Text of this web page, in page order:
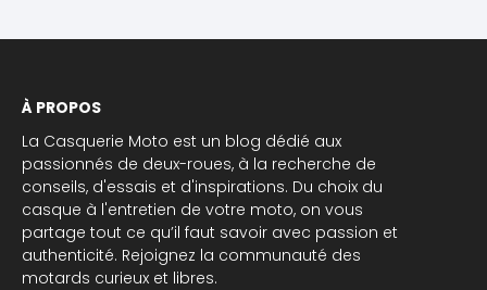
À PROPOS
La Casquerie Moto est un blog dédié aux
passionnés de deux-roues, à la recherche de
conseils, d'essais et d'inspirations. Du choix du
casque à l'entretien de votre moto, on vous
partage tout ce qu’il faut savoir avec passion et
authenticité. Rejoignez la communauté des
motards curieux et libres.